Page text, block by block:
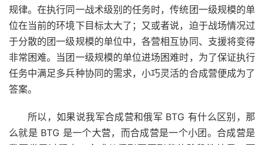
规律。在执行同一战术级别的任务时，传统团一级规模的单
位在当前的环境下目标太大了；又或者说，迫于战场情况过
于分散的团一级规模的单位中，各营相互协同、支援将变得
非常困难。当团一级规模的单位进场困难时，为了保证执行
任务中满足多兵种协同的需求，小巧灵活的合成营便成为了
答案。
所以，如果说我军合成营和俄军 BTG 有什么区别，那
么就是 BTG 是一个大营，而合成营是一个小团。合成营是